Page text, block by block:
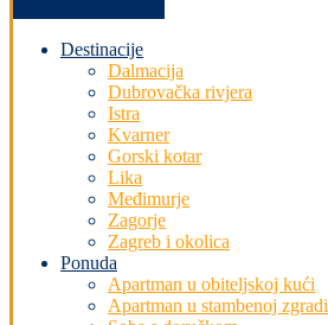
Destinacije
Dalmacija
Dubrovačka rivjera
Istra
Kvarner
Gorski kotar
Lika
Međimurje
Zagorje
Zagreb i okolica
Ponuda
Apartman u obiteljskoj kući
Apartman u stambenoj zgradi